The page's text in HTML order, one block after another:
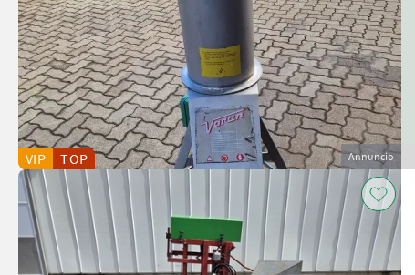
Annuncio
VIP TOP